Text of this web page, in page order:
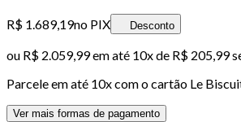
R$ 1.689,19no PIX Desconto
ou R$ 2.059,99em até 10x de R$ 205,99
Parcele em até 10x com o cartão Le
Ver mais formas de pagamento